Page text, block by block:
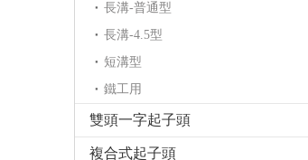
長溝-普通型
長溝-4.5型
短溝型
鐵工用
雙頭一字起子頭
複合式起子頭